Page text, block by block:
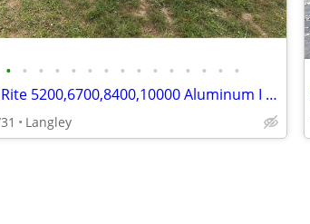
• • • • • • • • • • • • • • •
Load Rite 5200,6700,8400,10000 Aluminum I Beam Boat Trailers
Langley